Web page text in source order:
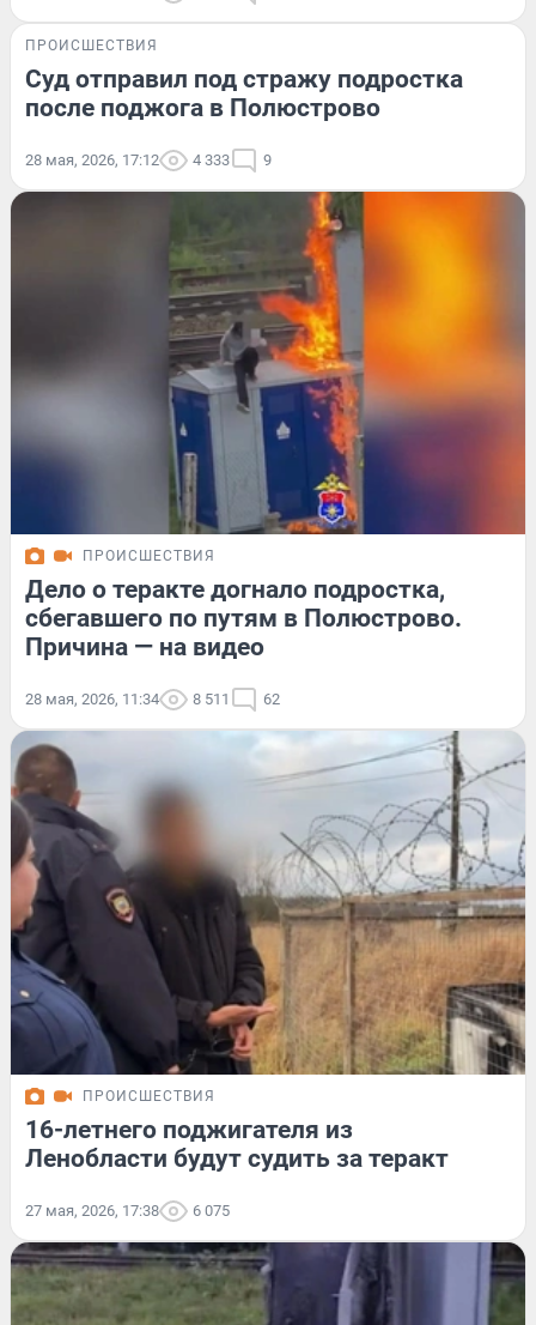
ПРОИСШЕСТВИЯ
Суд отправил под стражу подростка
после поджога в Полюстрово
28 мая, 2026, 17:12 4 333 9
ПРОИСШЕСТВИЯ
Дело о теракте догнало подростка,
сбегавшего по путям в Полюстрово.
Причина — на видео
28 мая, 2026, 11:34 8 511 62
ПРОИСШЕСТВИЯ
16-летнего поджигателя из
Ленобласти будут судить за теракт
27 мая, 2026, 17:38 6 075